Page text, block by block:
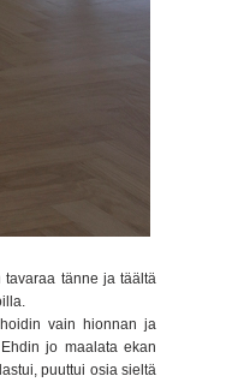
tänne ja täältä
vain hionnan ja
jo maalata ekan
puuttui osia sieltä